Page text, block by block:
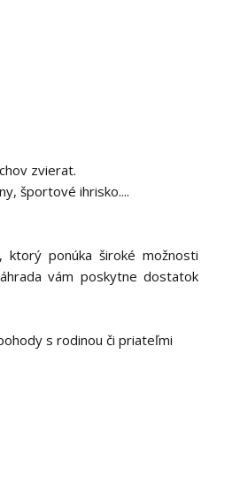
zvierat.
športové ihrisko....
ktorý ponúka široké možnosti
vám poskytne dostatok
s rodinou či priateľmi